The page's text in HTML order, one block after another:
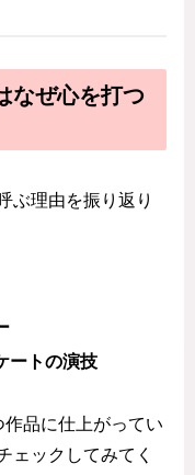
なぜ心を打つ
ぶ理由を振り返り
ートの演技
品に仕上がってい
ェックしてみてく